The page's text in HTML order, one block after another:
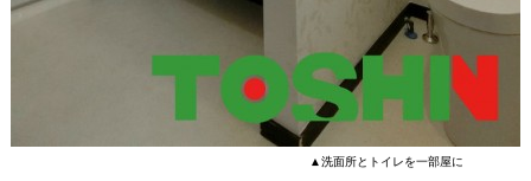
▲洗面所とトイレを一部屋に